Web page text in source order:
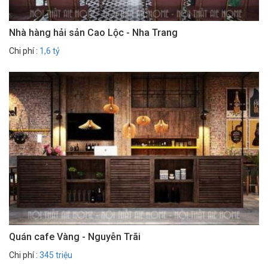
Nhà hàng hải sản Cao Lộc - Nha Trang
Chi phí : 1,6 tỷ
Quán cafe Vàng - Nguyễn Trãi
Chi phí : 345 triệu